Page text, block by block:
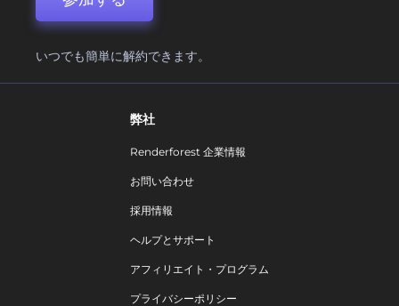
いつでも簡単に解約できます。
弊社
Renderforest 企業情報
お問い合わせ
採用情報
ヘルプとサポート
アフィリエイト・プログラム
プライバシーポリシー